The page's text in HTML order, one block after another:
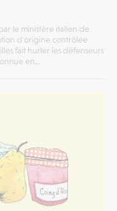
le ministère italien de
d'origine contrôlée
fait hurler les défenseurs
en...